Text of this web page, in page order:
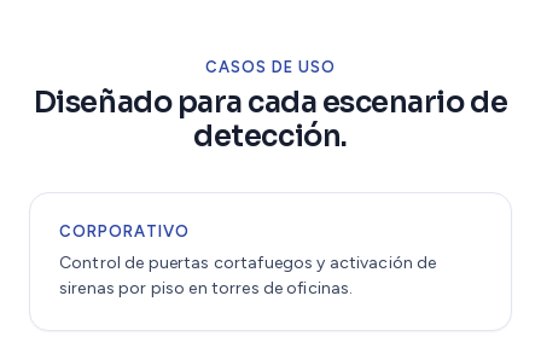
CASOS DE USO
Diseñado para cada escenario de
detección.
CORPORATIVO
Control de puertas cortafuegos y activación de
sirenas por piso en torres de oficinas.